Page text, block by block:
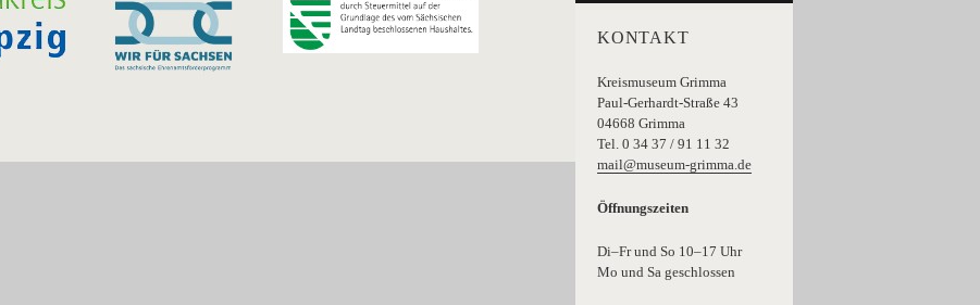
KONTAKT
Kreismuseum Grimma
Paul-Gerhardt-Straße 43
04668 Grimma
Tel. 0 34 37 / 91 11 32
mail@museum-grimma.de
Öffnungszeiten
Di–Fr und So 10–17 Uhr
Mo und Sa geschlossen